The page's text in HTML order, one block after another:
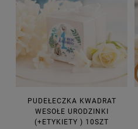
PUDEŁECZKA KWADRAT
WESOŁE URODZINKI
(+ETYKIETY ) 10SZT